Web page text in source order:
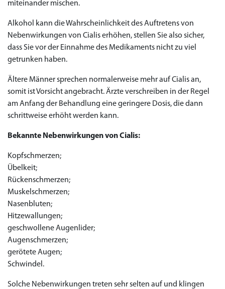
miteinander mischen.
Alkohol kann die Wahrscheinlichkeit des Auftretens von
Nebenwirkungen von Cialis erhöhen, stellen Sie also sicher,
dass Sie vor der Einnahme des Medikaments nicht zu viel
getrunken haben.
Ältere Männer sprechen normalerweise mehr auf Cialis an,
somit ist Vorsicht angebracht. Ärzte verschreiben in der Regel
am Anfang der Behandlung eine geringere Dosis, die dann
schrittweise erhöht werden kann.
Bekannte Nebenwirkungen von Cialis:
Kopfschmerzen;
Übelkeit;
Rückenschmerzen;
Muskelschmerzen;
Nasenbluten;
Hitzewallungen;
geschwollene Augenlider;
Augenschmerzen;
gerötete Augen;
Schwindel.
Solche Nebenwirkungen treten sehr selten auf und klingen